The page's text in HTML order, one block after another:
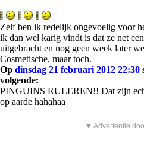
Zelf ben ik redelijk ongevoelig voor
ik dan wel karig vindt is dat ze net
uitgebracht en nog geen week later
Cosmetische, maar toch.
Op dinsdag 21 februari 2012 22:30
volgende:
PINGUINS RULEREN!! Dat zijn
op aarde hahahaa
▼ Advertentie